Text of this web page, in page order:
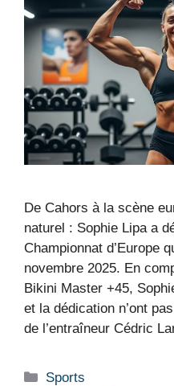
De Cahors à la scène
naturel : Sophie Lipa a
Championnat d’Europe
novembre 2025. En
Bikini Master +45,
et la dédication n’ont
de l’entraîneur Cédric
Catégories
Sports